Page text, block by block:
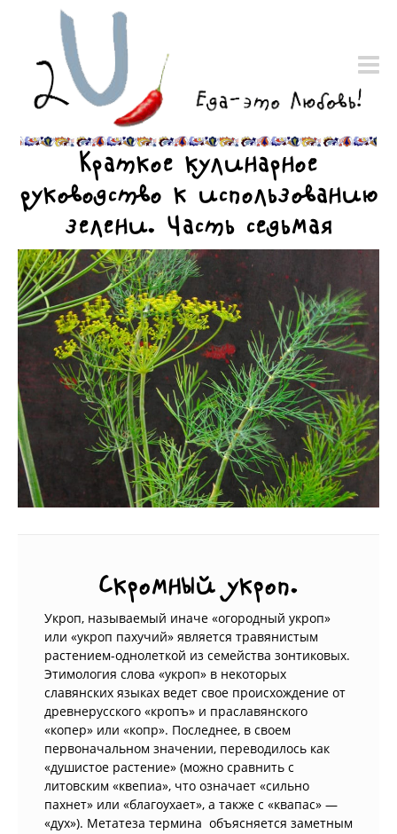
Краткое кулинарное
руководство к использованию
зелени. Часть седьмая
Скромный укроп.
Укроп, называемый иначе «огородный укроп»
или «укроп пахучий» является травянистым
растением-однолеткой из семейства зонтиковых.
Этимология слова «укроп» в некоторых
славянских языках ведет свое происхождение от
древнерусского «кропъ» и праславянского
«копер» или «копр». Последнее, в своем
первоначальном значении, переводилось как
«душистое растение» (можно сравнить с
литовским «квепиа», что означает «сильно
пахнет» или «благоухает», а также с «квапас» —
«дух»). Метатеза термина объясняется заметным